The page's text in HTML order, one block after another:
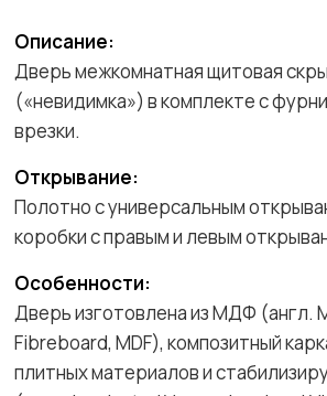
Описание:
Дверь межкомнатная щитовая
(«невидимка») в комплекте с
врезки.
Открывание:
Полотно с универсальным
коробки с правым и левым
Особенности:
Дверь изготовлена из МДФ (англ.
Fibreboard, MDF), композитный
плитных материалов и